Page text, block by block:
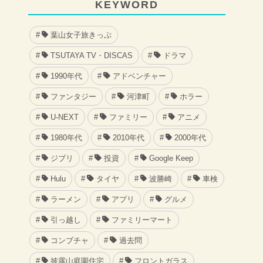
KEYWORD
葉山女子旅きっぷ
TSUTAYA TV・DISCAS ドラマ
1990年代 アドベンチャー
ファンタジー 河津町 ホラー
U-NEXT ファミリー アニメ
1980年代 2010年代 2000年代
ジブリ 投資 Google Keep
Hulu タイヤ 波勝崎 車検
ラーメン アプリ グルメ
引っ越し ファミリーマート
コンブチャ 過去問
披露山庭園住宅 フロントガラス